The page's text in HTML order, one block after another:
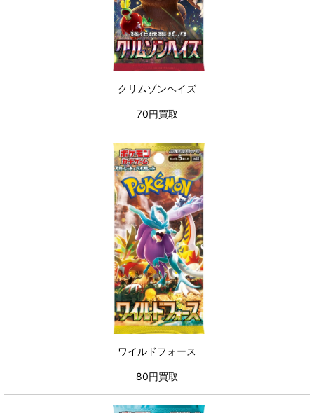
クリムゾンヘイズ
70円買取
ワイルドフォース
80円買取